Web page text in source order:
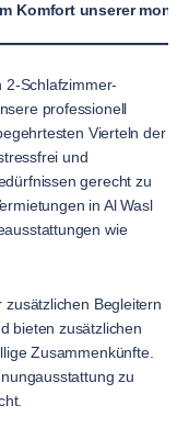
Komfort unserer
2-Schlafzimmer-
professionell
Vierteln der
und
gerecht zu
in Al Wasl
wie
Begleitern
bieten zusätzlichen
Zusammenkünfte.
zu